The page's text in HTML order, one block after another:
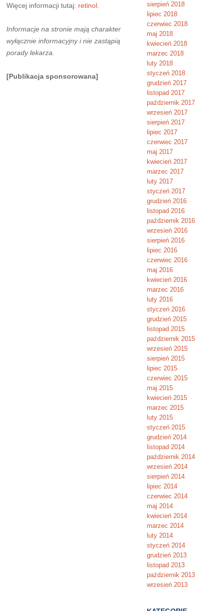
Więcej informacji tutaj: retinol
Informacje na stronie mają charakter
wyłącznie informacyjny i nie zastąpią
porady lekarza.
[Publikacja sponsorowana]
sierpień 2018
lipiec 2018
czerwiec 2018
maj 2018
kwiecień 2018
marzec 2018
luty 2018
styczeń 2018
grudzień 2017
listopad 2017
październik 2017
wrzesień 2017
sierpień 2017
lipiec 2017
czerwiec 2017
maj 2017
kwiecień 2017
marzec 2017
luty 2017
styczeń 2017
grudzień 2016
listopad 2016
październik 2016
wrzesień 2016
sierpień 2016
lipiec 2016
czerwiec 2016
maj 2016
kwiecień 2016
marzec 2016
luty 2016
styczeń 2016
grudzień 2015
listopad 2015
październik 2015
wrzesień 2015
sierpień 2015
lipiec 2015
czerwiec 2015
maj 2015
kwiecień 2015
marzec 2015
luty 2015
styczeń 2015
grudzień 2014
listopad 2014
październik 2014
wrzesień 2014
sierpień 2014
lipiec 2014
czerwiec 2014
maj 2014
kwiecień 2014
marzec 2014
luty 2014
styczeń 2014
grudzień 2013
listopad 2013
październik 2013
wrzesień 2013